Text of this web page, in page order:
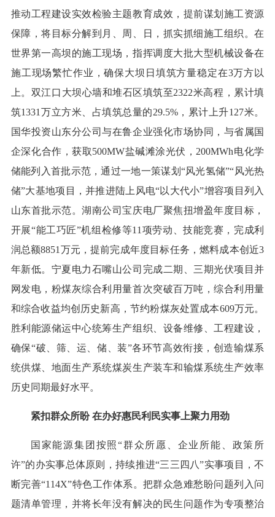
推动工程建设实效检验主题教育成效，提前谋划施工资源
保障，将目标分解到月、周、日，抓实抓细施工组织。在
世界第一高坝的施工现场，指挥调度大批大型机械设备在
施工现场繁忙作业，确保大坝日填筑方量稳定在3万方以
上。双江口大坝心墙和堆石区填筑至2322米高程，累计填
筑1331万立方米、占填筑总量的29.5%，累计上升127米。
国华投资山东分公司与在鲁企业强化市场协同，与省属国
企深化合作，获取500MW盐碱滩涂光伏，200MWh电化学
储能列入首批示范，通过一地一策谋划“风光氢储”“风光热
储”大基地项目，并推进陆上风电“以大代小”增容项目列入
山东首批示范。湖南公司宝庆电厂聚焦扭增盈年度目标，
开展“能工巧匠”机组检修等11项劳动、技能竞赛，完成利
润总额8851万元，提前完成年度目标任务，燃料成本创近3
年新低。宁夏电力石嘴山公司完成二期、三期光伏项目并
网发电，粉煤灰综合利用量首次突破百万吨，综合利用量
和综合收益均创历史新高，节约粉煤灰处置成本609万元。
胜利能源储运中心统筹生产组织、设备维修、工程建设，
确保“破、筛、运、储、装”各环节高效衔接，创造输煤系
统供煤、地面生产系统煤炭生产装车和输煤系统生产效率
历史同期最好水平。
紧扣群众所盼 在办好惠民利民实事上聚力用劲
国家能源集团按照“群众所愿、企业所能、政策所
许”的办实事总体原则，持续推进“三三四八”实事项目，不
断完善“114X”特色工作体系。把群众急难愁盼问题列入问
题清单管理，并将长年没有解决的民生问题作为专项整治